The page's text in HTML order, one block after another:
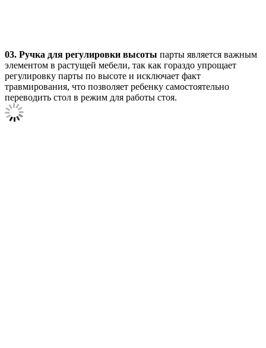
03. Ручка для регулировки высоты парты является важным
элементом в растущей мебели, так как гораздо упрощает
регулировку парты по высоте и исключает факт
травмирования, что позволяет ребенку самостоятельно
переводить стол в режим для работы стоя.